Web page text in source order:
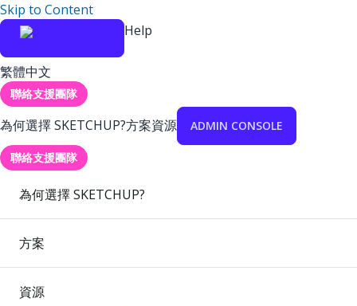
Skip to Content
Help
繁體中文
聯絡支援團隊
為何選擇 SKETCHUP?方案資源 ADMIN CONSOLE
聯絡支援團隊
為何選擇 SKETCHUP?
方案
資源